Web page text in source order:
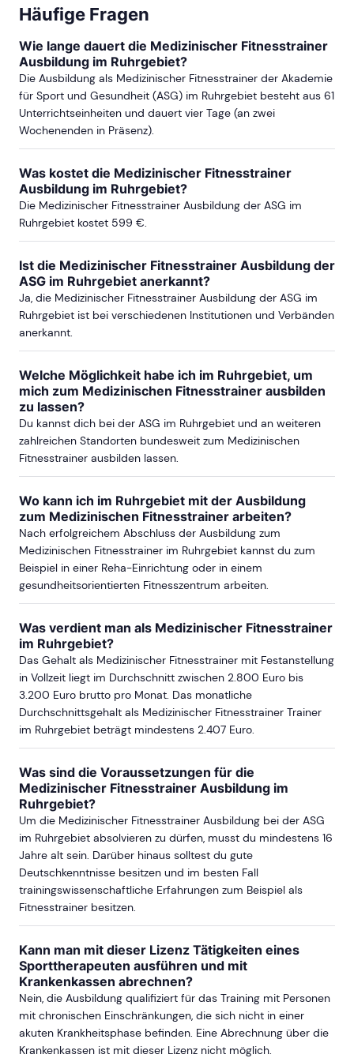
Häufige Fragen
Wie lange dauert die Medizinischer Fitnesstrainer
Ausbildung im Ruhrgebiet?
Die Ausbildung als Medizinischer Fitnesstrainer der Akademie
für Sport und Gesundheit (ASG) im Ruhrgebiet besteht aus 61
Unterrichtseinheiten und dauert vier Tage (an zwei
Wochenenden in Präsenz).
Was kostet die Medizinischer Fitnesstrainer
Ausbildung im Ruhrgebiet?
Die Medizinischer Fitnesstrainer Ausbildung der ASG im
Ruhrgebiet kostet 599 €.
Ist die Medizinischer Fitnesstrainer Ausbildung der
ASG im Ruhrgebiet anerkannt?
Ja, die Medizinischer Fitnesstrainer Ausbildung der ASG im
Ruhrgebiet ist bei verschiedenen Institutionen und Verbänden
anerkannt.
Welche Möglichkeit habe ich im Ruhrgebiet, um
mich zum Medizinischen Fitnesstrainer ausbilden
zu lassen?
Du kannst dich bei der ASG im Ruhrgebiet und an weiteren
zahlreichen Standorten bundesweit zum Medizinischen
Fitnesstrainer ausbilden lassen.
Wo kann ich im Ruhrgebiet mit der Ausbildung
zum Medizinischen Fitnesstrainer arbeiten?
Nach erfolgreichem Abschluss der Ausbildung zum
Medizinischen Fitnesstrainer im Ruhrgebiet kannst du zum
Beispiel in einer Reha-Einrichtung oder in einem
gesundheitsorientierten Fitnesszentrum arbeiten.
Was verdient man als Medizinischer Fitnesstrainer
im Ruhrgebiet?
Das Gehalt als Medizinischer Fitnesstrainer mit Festanstellung
in Vollzeit liegt im Durchschnitt zwischen 2.800 Euro bis
3.200 Euro brutto pro Monat. Das monatliche
Durchschnittsgehalt als Medizinischer Fitnesstrainer Trainer
im Ruhrgebiet beträgt mindestens 2.407 Euro.
Was sind die Voraussetzungen für die
Medizinischer Fitnesstrainer Ausbildung im
Ruhrgebiet?
Um die Medizinischer Fitnesstrainer Ausbildung bei der ASG
im Ruhrgebiet absolvieren zu dürfen, musst du mindestens 16
Jahre alt sein. Darüber hinaus solltest du gute
Deutschkenntnisse besitzen und im besten Fall
trainingswissenschaftliche Erfahrungen zum Beispiel als
Fitnesstrainer besitzen.
Kann man mit dieser Lizenz Tätigkeiten eines
Sporttherapeuten ausführen und mit
Krankenkassen abrechnen?
Nein, die Ausbildung qualifiziert für das Training mit Personen
mit chronischen Einschränkungen, die sich nicht in einer
akuten Krankheitsphase befinden. Eine Abrechnung über die
Krankenkassen ist mit dieser Lizenz nicht möglich.